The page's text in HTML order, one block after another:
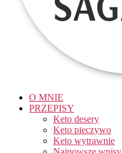
O MNIE
PRZEPISY
Keto desery
Keto pieczywo
Keto wytrawnie